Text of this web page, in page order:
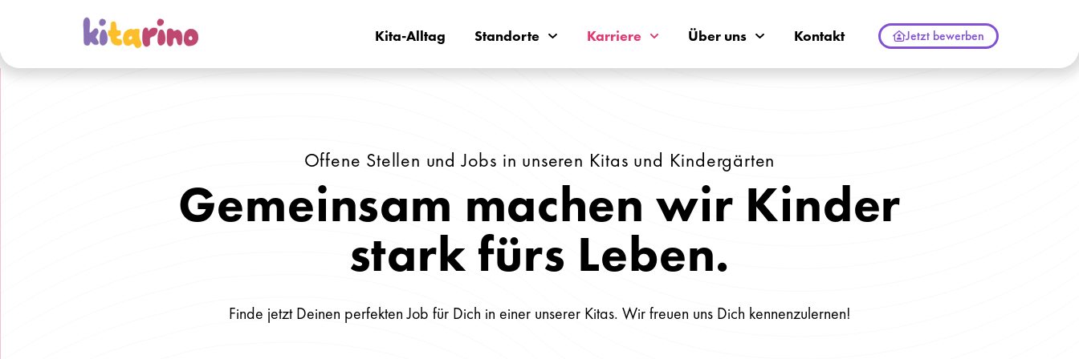
Kita-Alltag Standorte Karriere Über uns Kontakt Jetzt bewerben
Offene Stellen und Jobs in unseren Kitas und Kindergärten
Gemeinsam machen wir Kinder
stark fürs Leben.
Finde jetzt Deinen perfekten Job für Dich in einer unserer Kitas. Wir freuen uns Dich kennenzulernen!